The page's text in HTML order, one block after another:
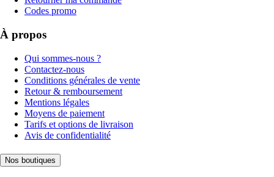
Codes promo
À propos
Qui sommes-nous ?
Contactez-nous
Conditions générales de vente
Retour & remboursement
Mentions légales
Moyens de paiement
Tarifs et options de livraison
Avis de confidentialité
Nos boutiques